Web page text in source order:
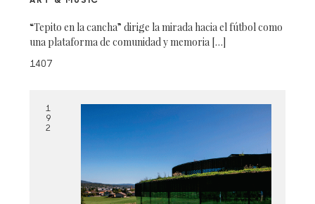
“Tepito en la cancha” dirige la mirada hacia el fútbol como
una plataforma de comunidad y memoria […]
1407
1
9
2